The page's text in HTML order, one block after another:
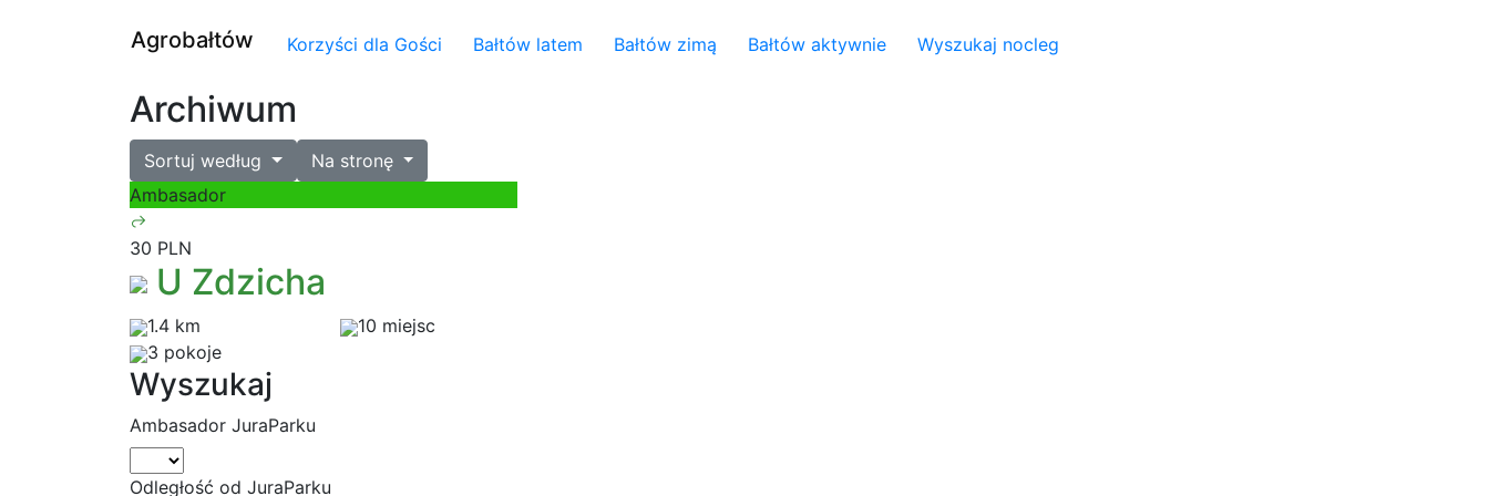
Agrobałtów Korzyści dla Gości Bałtów latem Bałtów zimą Bałtów aktywnie Wyszukaj nocleg
Archiwum
Sortuj według
Na stronę
Ambasador
30 PLN
U Zdzicha
1.4 km
10 miejsc
3 pokoje
Wyszukaj
Ambasador JuraParku
Odległość od JuraParku